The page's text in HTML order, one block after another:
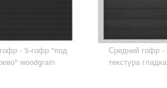
- S-гофр "под
woodgrain
Средний гофр
текстура